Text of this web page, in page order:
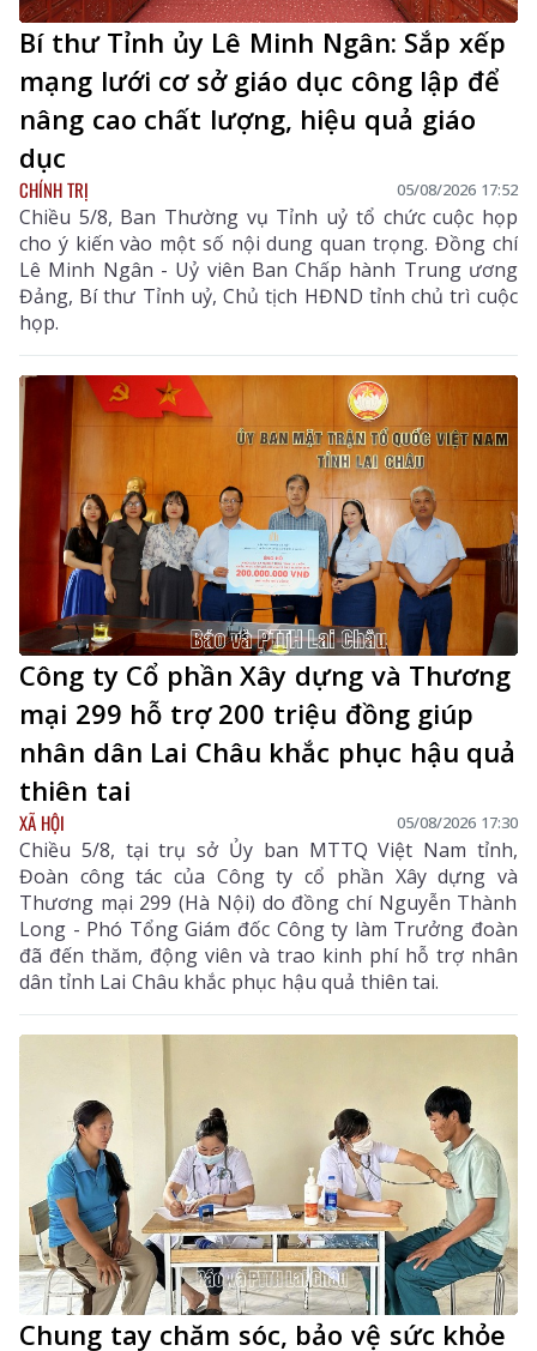
Bí thư Tỉnh ủy Lê Minh Ngân: Sắp xếp
mạng lưới cơ sở giáo dục công lập để
nâng cao chất lượng, hiệu quả giáo
dục
CHÍNH TRỊ 05/08/2026 17:52
Chiều 5/8, Ban Thường vụ Tỉnh uỷ tổ chức cuộc họp
cho ý kiến vào một số nội dung quan trọng. Đồng chí
Lê Minh Ngân - Uỷ viên Ban Chấp hành Trung ương
Đảng, Bí thư Tỉnh uỷ, Chủ tịch HĐND tỉnh chủ trì cuộc
họp.
Công ty Cổ phần Xây dựng và Thương
mại 299 hỗ trợ 200 triệu đồng giúp
nhân dân Lai Châu khắc phục hậu quả
thiên tai
XÃ HỘI 05/08/2026 17:30
Chiều 5/8, tại trụ sở Ủy ban MTTQ Việt Nam tỉnh,
Đoàn công tác của Công ty cổ phần Xây dựng và
Thương mại 299 (Hà Nội) do đồng chí Nguyễn Thành
Long - Phó Tổng Giám đốc Công ty làm Trưởng đoàn
đã đến thăm, động viên và trao kinh phí hỗ trợ nhân
dân tỉnh Lai Châu khắc phục hậu quả thiên tai.
Chung tay chăm sóc, bảo vệ sức khỏe